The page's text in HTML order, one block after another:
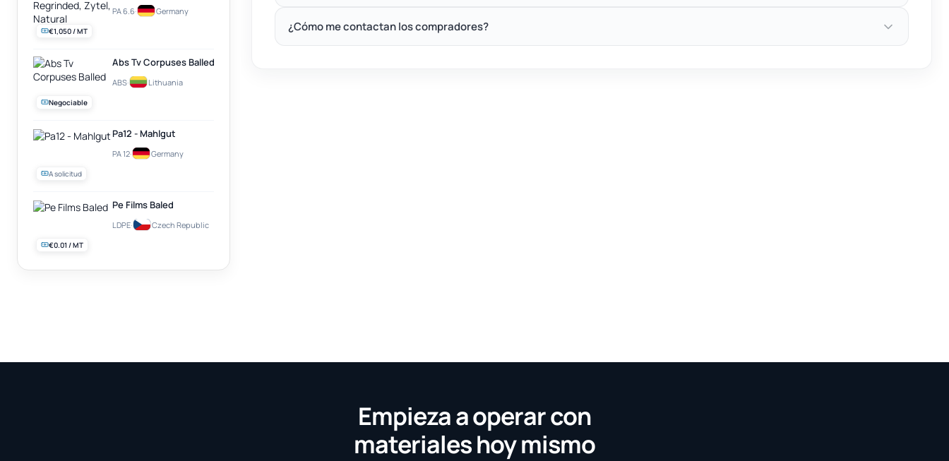
€1,050 / MT
PA 6.6· Germany
Negociable
Abs Tv Corpuses Balled
ABS· Lithuania
A solicitud
Pa12 - Mahlgut
PA 12· Germany
€0.01 / MT
Pe Films Baled
LDPE· Czech Republic
¿Cómo me contactan los compradores?
Empieza a operar con
materiales hoy mismo